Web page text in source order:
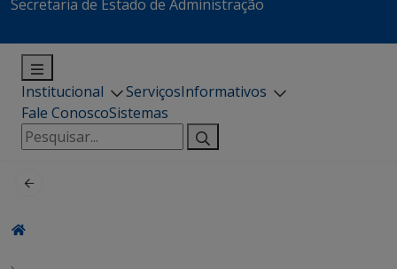
Secretaria de Estado de Administração
Institucional ServiçosInformativos
Fale ConoscoSistemas
Pesquisar
por: